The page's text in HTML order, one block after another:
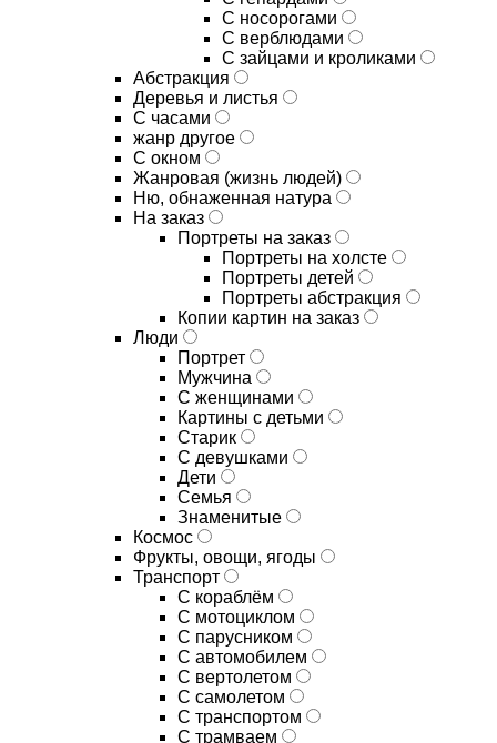
С носорогами
С верблюдами
С зайцами и кроликами
Абстракция
Деревья и листья
С часами
жанр другое
С окном
Жанровая (жизнь людей)
Ню, обнаженная натура
На заказ
Портреты на заказ
Портреты на холсте
Портреты детей
Портреты абстракция
Копии картин на заказ
Люди
Портрет
Мужчина
С женщинами
Картины с детьми
Старик
С девушками
Дети
Семья
Знаменитые
Космос
Фрукты, овощи, ягоды
Транспорт
С кораблём
С мотоциклом
С парусником
С автомобилем
С вертолетом
С самолетом
С транспортом
С трамваем